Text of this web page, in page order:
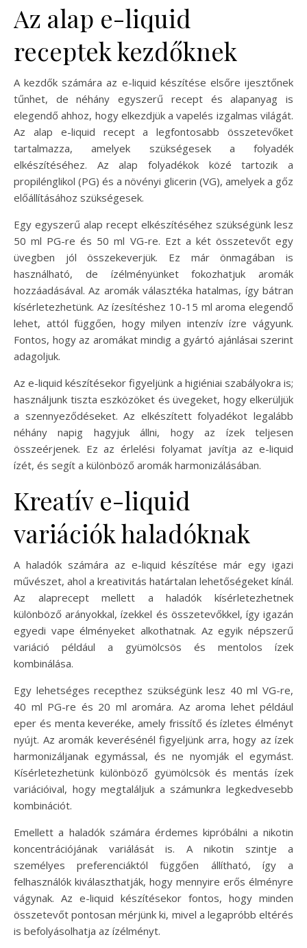
Az alap e-liquid
receptek kezdőknek
A kezdők számára az e-liquid készítése elsőre ijesztőnek
tűnhet, de néhány egyszerű recept és alapanyag is
elegendő ahhoz, hogy elkezdjük a vapelés izgalmas világát.
Az alap e-liquid recept a legfontosabb összetevőket
tartalmazza, amelyek szükségesek a folyadék
elkészítéséhez. Az alap folyadékok közé tartozik a
propilénglikol (PG) és a növényi glicerin (VG), amelyek a gőz
előállításához szükségesek.
Egy egyszerű alap recept elkészítéséhez szükségünk lesz
50 ml PG-re és 50 ml VG-re. Ezt a két összetevőt egy
üvegben jól összekeverjük. Ez már önmagában is
használható, de ízélményünket fokozhatjuk aromák
hozzáadásával. Az aromák választéka hatalmas, így bátran
kísérletezhetünk. Az ízesítéshez 10-15 ml aroma elegendő
lehet, attól függően, hogy milyen intenzív ízre vágyunk.
Fontos, hogy az aromákat mindig a gyártó ajánlásai szerint
adagoljuk.
Az e-liquid készítésekor figyeljünk a higiéniai szabályokra is;
használjunk tiszta eszközöket és üvegeket, hogy elkerüljük
a szennyeződéseket. Az elkészített folyadékot legalább
néhány napig hagyjuk állni, hogy az ízek teljesen
összeérjenek. Ez az érlelési folyamat javítja az e-liquid
ízét, és segít a különböző aromák harmonizálásában.
Kreatív e-liquid
variációk haladóknak
A haladók számára az e-liquid készítése már egy igazi
művészet, ahol a kreativitás határtalan lehetőségeket kínál.
Az alaprecept mellett a haladók kísérletezhetnek
különböző arányokkal, ízekkel és összetevőkkel, így igazán
egyedi vape élményeket alkothatnak. Az egyik népszerű
variáció például a gyümölcsös és mentolos ízek
kombinálása.
Egy lehetséges recepthez szükségünk lesz 40 ml VG-re,
40 ml PG-re és 20 ml aromára. Az aroma lehet például
eper és menta keveréke, amely frissítő és ízletes élményt
nyújt. Az aromák keverésénél figyeljünk arra, hogy az ízek
harmonizáljanak egymással, és ne nyomják el egymást.
Kísérletezhetünk különböző gyümölcsök és mentás ízek
variációival, hogy megtaláljuk a számunkra legkedvesebb
kombinációt.
Emellett a haladók számára érdemes kipróbálni a nikotin
koncentrációjának variálását is. A nikotin szintje a
személyes preferenciáktól függően állítható, így a
felhasználók kiválaszthatják, hogy mennyire erős élményre
vágynak. Az e-liquid készítésekor fontos, hogy minden
összetevőt pontosan mérjünk ki, mivel a legapróbb eltérés
is befolyásolhatja az ízélményt.